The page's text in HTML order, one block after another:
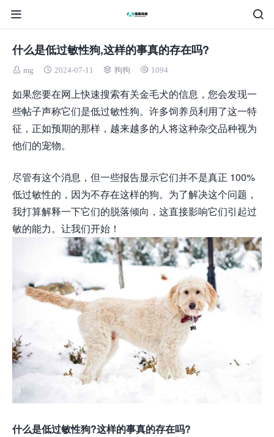
什么是低过敏性狗,这样的事真的存在吗?
mg 2024-07-11 狗狗 1094
如果您要在网上快速搜索有关金毛犬的信息，您会发现一
些帖子声称它们是低过敏性狗。许多饲养员利用了这一特
征，正如预期的那样，越来越多的人将这种杂交品种视为
他们的宠物。
尽管有这个消息，但一些报告显示它们并不是真正 100%
低过敏性的，因为不存在这样的狗。为了解决这个问题，
我打算解释一下它们的脱落倾向，这直接影响它们引起过
敏的能力。让我们开始！
什么是低过敏性狗?这样的事真的存在吗?